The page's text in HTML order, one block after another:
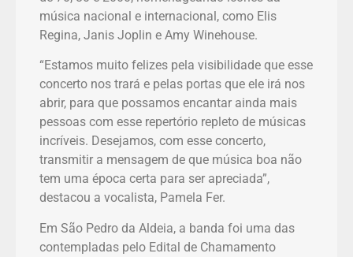
música nacional e internacional, como Elis
Regina, Janis Joplin e Amy Winehouse.
“Estamos muito felizes pela visibilidade que esse
concerto nos trará e pelas portas que ele irá nos
abrir, para que possamos encantar ainda mais
pessoas com esse repertório repleto de músicas
incríveis. Desejamos, com esse concerto,
transmitir a mensagem de que música boa não
tem uma época certa para ser apreciada”,
destacou a vocalista, Pamela Fer.
Em São Pedro da Aldeia, a banda foi uma das
contempladas pelo Edital de Chamamento